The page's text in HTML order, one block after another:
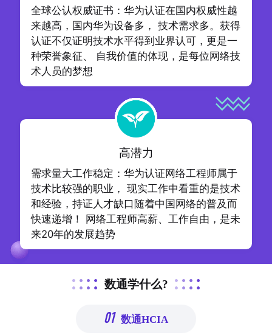
全球公认权威证书：华为认证在国内权威性越
来越高，国内华为设备多， 技术需求多。获得
认证不仅证明技术水平得到业界认可，更是一
种荣誉象征、 自我价值的体现，是每位网络技
术人员的梦想
高潜力
需求量大工作稳定：华为认证网络工程师属于
技术比较强的职业， 现实工作中看重的是技术
和经验，持证人才缺口随着中国网络的普及而
快速递增！ 网络工程师高薪、工作自由，是未
来20年的发展趋势
数通学什么?
01 数通HCIA